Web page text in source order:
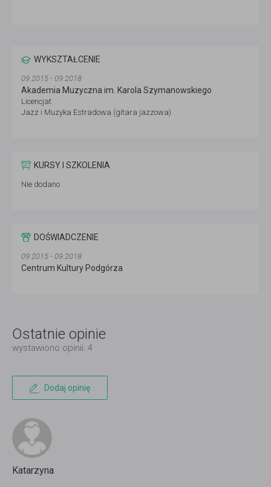
WYKSZTAŁCENIE
09.2015 - 09.2018
Akademia Muzyczna im. Karola Szymanowskiego
Licencjat
Jazz i Muzyka Estradowa (gitara jazzowa)
KURSY I SZKOLENIA
Nie dodano
DOŚWIADCZENIE
09.2015 - 09.2018
Centrum Kultury Podgórza
Ostatnie opinie
wystawiono opinii: 4
Dodaj opinię
Katarzyna